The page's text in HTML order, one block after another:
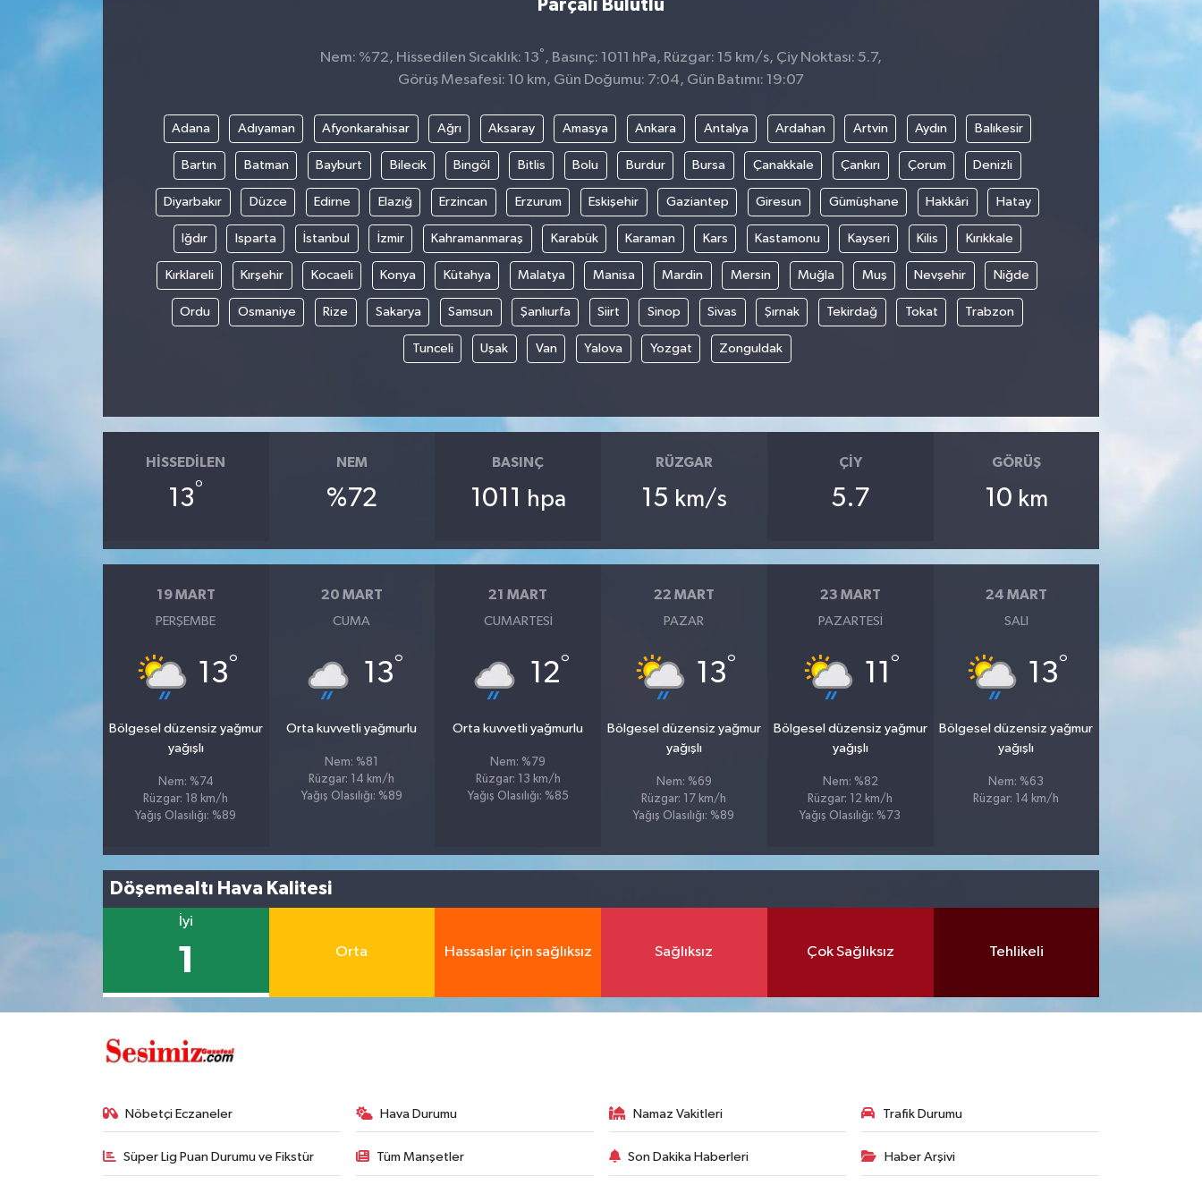
Parçalı Bulutlu
Nem: %72, Hissedilen Sıcaklık: 13° , Basınç: 1011 hPa, Rüzgar: 15 km/s, Çiy Noktası: 5.7,
Görüş Mesafesi: 10 km, Gün Doğumu: 7:04, Gün Batımı: 19:07
Adana Adıyaman Afyonkarahisar Ağrı Aksaray Amasya Ankara Antalya Ardahan Artvin Aydın Balıkesir
Bartın Batman Bayburt Bilecik Bingöl Bitlis Bolu Burdur Bursa Çanakkale Çankırı Çorum Denizli
Diyarbakır Düzce Edirne Elazığ Erzincan Erzurum Eskişehir Gaziantep Giresun Gümüşhane Hakkâri Hatay
Iğdır Isparta İstanbul İzmir Kahramanmaraş Karabük Karaman Kars Kastamonu Kayseri Kilis Kırıkkale
Kırklareli Kırşehir Kocaeli Konya Kütahya Malatya Manisa Mardin Mersin Muğla Muş Nevşehir Niğde
Ordu Osmaniye Rize Sakarya Samsun Şanlıurfa Siirt Sinop Sivas Şırnak Tekirdağ Tokat Trabzon
Tunceli Uşak Van Yalova Yozgat Zonguldak
HISSEDILEN
13°
NEM
%72
BASINÇ
1011 hpa
RÜZGAR
15 km/s
ÇIY
5.7
GÖRÜŞ
10 km
19 MART
PERŞEMBE
13°
Bölgesel düzensiz yağmur
yağışlı
Nem: %74
Rüzgar: 18 km/h
Yağış Olasılığı: %89
20 MART
CUMA
13°
Orta kuvvetli yağmurlu
Nem: %81
Rüzgar: 14 km/h
Yağış Olasılığı: %89
21 MART
CUMARTESI
12°
Orta kuvvetli yağmurlu
Nem: %79
Rüzgar: 13 km/h
Yağış Olasılığı: %85
22 MART
PAZAR
13°
Bölgesel düzensiz yağmur
yağışlı
Nem: %69
Rüzgar: 17 km/h
Yağış Olasılığı: %89
23 MART
PAZARTESI
11 °
Bölgesel düzensiz yağmur
yağışlı
Nem: %82
Rüzgar: 12 km/h
Yağış Olasılığı: %73
24 MART
SALI
13°
Bölgesel düzensiz yağmur
yağışlı
Nem: %63
Rüzgar: 14 km/h
Döşemealtı Hava Kalitesi
İyi
1 Orta Hassaslar için sağlıksız Sağlıksız Çok Sağlıksız Tehlikeli
Nöbetçi Eczaneler Hava Durumu Namaz Vakitleri Trafik Durumu
Süper Lig Puan Durumu ve Fikstür Tüm Manşetler Son Dakika Haberleri Haber Arşivi